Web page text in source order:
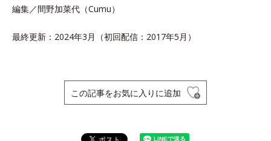
編集／間野加菜代（Cumu）
最終更新：2024年3月（初回配信：2017年5月）
この記事をお気に入りに追加